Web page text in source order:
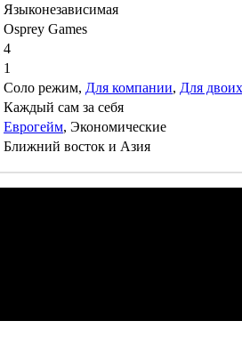
Языконезависимая
Osprey Games
4
1
Соло режим, Для компании, Для двоих
Каждый сам за себя
Еврогейм, Экономические
Ближний восток и Азия